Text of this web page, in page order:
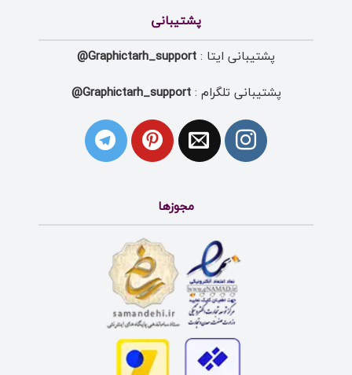
پشتیبانی
پشتیبانی ایتا : Graphictarh_support@
پشتیبانی تلگرام :Graphictarh_support@
مجوزها